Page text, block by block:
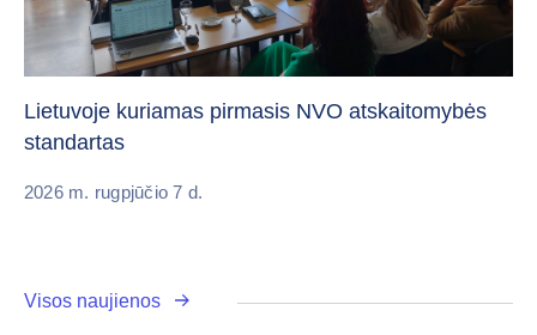
Lietuvoje kuriamas pirmasis NVO atskaitomybės
standartas
2026 m. rugpjūčio 7 d.
Visos naujienos